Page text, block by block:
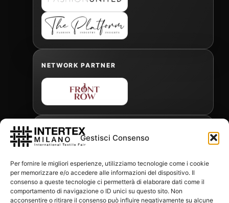
Gestisci Consenso
Per fornire le migliori esperienze, utilizziamo tecnologie come i cookie
per memorizzare e/o accedere alle informazioni del dispositivo. Il
consenso a queste tecnologie ci permetterà di elaborare dati come il
comportamento di navigazione o ID unici su questo sito. Non
acconsentire o ritirare il consenso può influire negativamente su alcune
NETWORK PARTNER
OFFICIAL FREIGHT FORWARDER
Gabriele Antonini
gabrielea@isped.com